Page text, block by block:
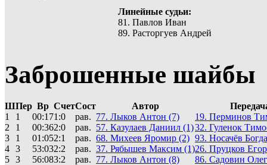
Линейные судьи:
81. Павлов Иван
89. Расторгуев Андрей
Заброшенные шайбы
ШПер Вр СчетСост Автор
1
1 00:171:0 рав. 77. Лыков Антон (7)
19. Перминов
2
1 00:362:0 рав. 57. Казулаев Даниил (1)32. Гуленок
3
1 01:052:1 рав. 68. Михеев Яромир (2) 93. Носачёв
4 3 53:032:2 рав. 37. Рябышев Максим (1)26. Пруцков
5 3 56:083:2 рав. 77. Лыков Антон (8) 86. Садовин